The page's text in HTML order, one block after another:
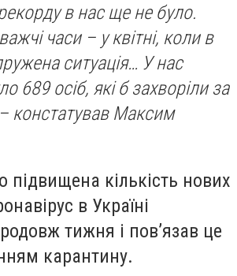
в нас ще не було.
часи – у квітні, коли в
ситуація… У нас
689 осіб, які б захворіли за
констатував Максим
підвищена кількість нових
в Україні
тижня і пов’язав це
карантину.